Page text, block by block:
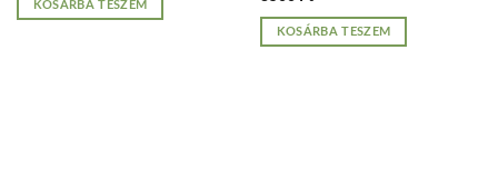
KOSÁRBA TESZEM
KOSÁRBA TESZEM